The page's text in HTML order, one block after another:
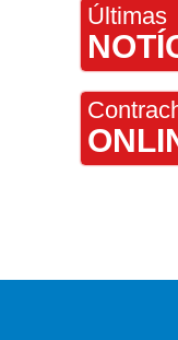
Últimas